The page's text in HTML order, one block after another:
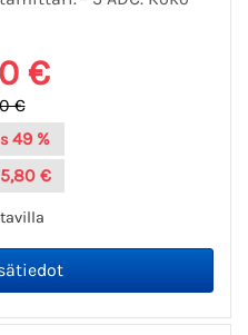
€
€
49 %
5,80 €